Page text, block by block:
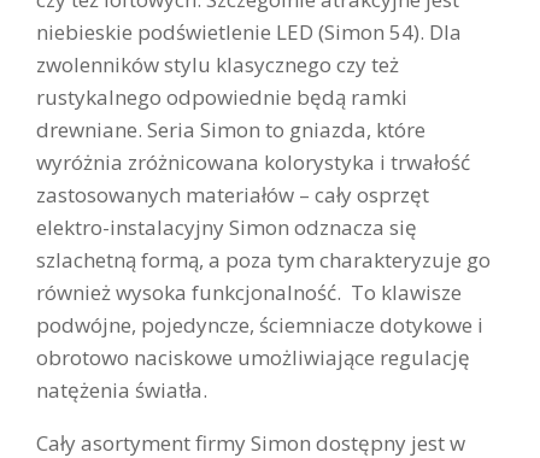
niebieskie podświetlenie LED (Simon 54). Dla
zwolenników stylu klasycznego czy też
rustykalnego odpowiednie będą ramki
drewniane. Seria Simon to gniazda, które
wyróżnia zróżnicowana kolorystyka i trwałość
zastosowanych materiałów – cały osprzęt
elektro-instalacyjny Simon odznacza się
szlachetną formą, a poza tym charakteryzuje go
również wysoka funkcjonalność. To klawisze
podwójne, pojedyncze, ściemniacze dotykowe i
obrotowo naciskowe umożliwiające regulację
natężenia światła.
Cały asortyment firmy Simon dostępny jest w